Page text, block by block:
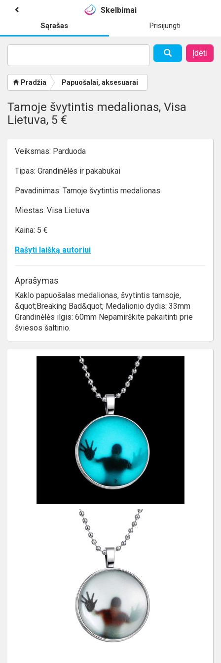
Skelbimai
Sąrašas Prisijungti
Įdėti
Pradžia Papuošalai, aksesuarai
Tamoje švytintis medalionas, Visa
Lietuva, 5 €
Veiksmas: Parduoda
Tipas: Grandinėlės ir pakabukai
Pavadinimas: Tamoje švytintis medalionas
Miestas: Visa Lietuva
Kaina: 5 €
Rašyti laišką autoriui
Aprašymas
Kaklo papuošalas medalionas, švytintis tamsoje,
&quot;Breaking Bad&quot; Medalionio dydis: 33mm
Grandinėlės ilgis: 60mm Nepamirškite pakaitinti prie
šviesos šaltinio.